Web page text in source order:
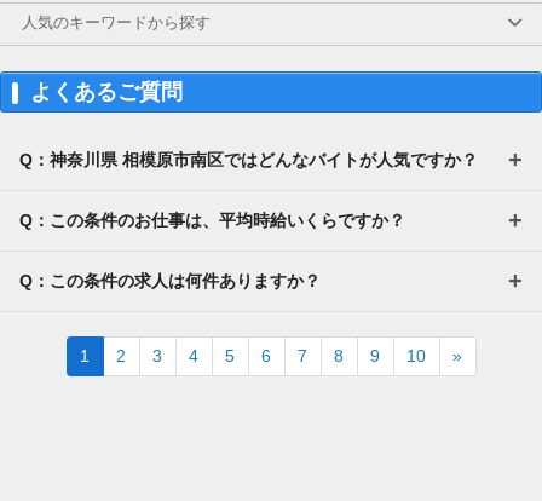
人気のキーワードから探す
よくあるご質問
Q：神奈川県 相模原市南区ではどんなバイトが人気ですか？
Q：この条件のお仕事は、平均時給いくらですか？
Q：この条件の求人は何件ありますか？
1 2 3 4 5 6 7 8 9 10 »Next